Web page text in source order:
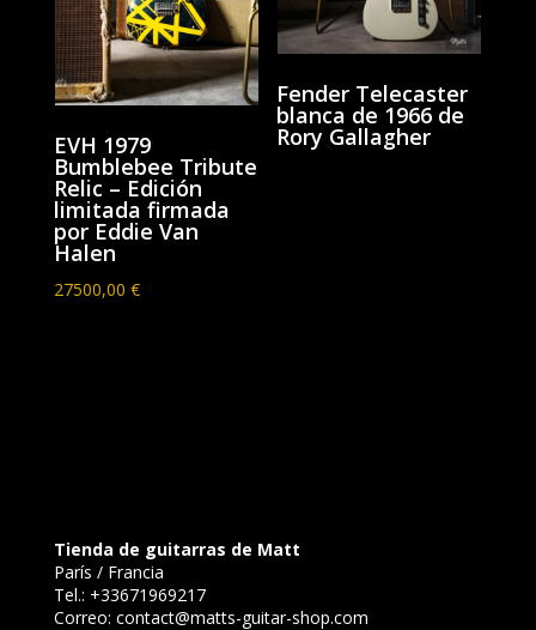
EVH 1979
Bumblebee Tribute
Relic – Edición
limitada firmada
por Eddie Van
Halen
27500,00 €
Fender Telecaster
blanca de 1966 de
Rory Gallagher
Tienda de guitarras de Matt
París / Francia
Tel.: +33671969217
Correo: contact@matts-guitar-shop.com